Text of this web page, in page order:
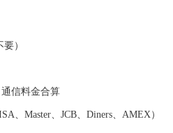
たい、福津の地場産品などを買い
ました。 皆様からいただいた寄附
に込めた願いを大切に、これから
活用させていただきます。
）
通信料金合算
、Master、JCB、Diners、AMEX）